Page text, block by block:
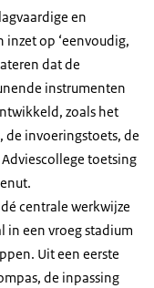
en
op ‘eenvoudig,
dat de
instrumenten
zoals het
invoeringstoets, de
toetsing
centrale werkwijze
in een vroeg stadium
Uit een eerste
de inpassing